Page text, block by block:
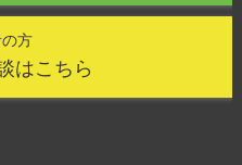
方
はこちら